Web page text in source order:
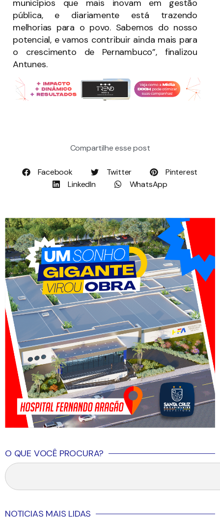
municípios que mais inovam em gestão
pública, e diariamente está trazendo
melhorias para o povo. Sabemos do nosso
potencial, e vamos contribuir ainda mais para
o crescimento de Pernambuco”, finalizou
Antunes.
Compartilhe esse post
Facebook Twitter
Pinterest
LinkedIn
WhatsApp
O QUE VOCÊ PROCURA?
NOTICIAS MAIS LIDAS